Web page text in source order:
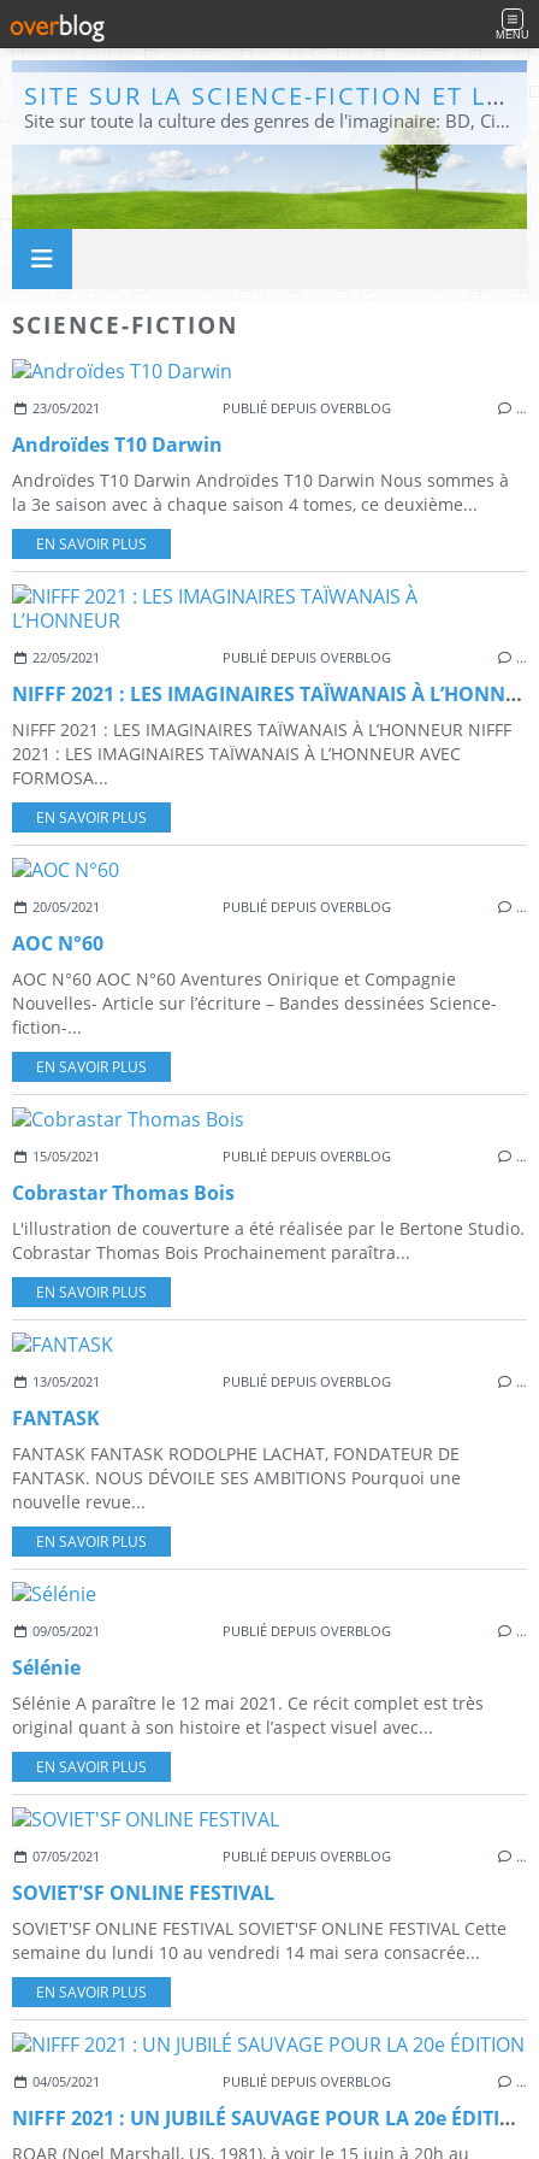
MENU
SITE SUR LA SCIENCE-FICTION ET LE FANTASTIQUE
Site sur toute la culture des genres de l'imaginaire: BD, Cinéma, Livre, Jeux, Théâtre. Présent dans les principaux festivals de film fantastique e de science-fiction, salons et conventions.
SCIENCE-FICTION
23/05/2021 PUBLIÉ DEPUIS OVERBLOG …
Androïdes T10 Darwin
Androïdes T10 Darwin Androïdes T10 Darwin Nous sommes à
la 3e saison avec à chaque saison 4 tomes, ce deuxième...
EN SAVOIR PLUS
22/05/2021 PUBLIÉ DEPUIS OVERBLOG …
NIFFF 2021 : LES IMAGINAIRES TAÏWANAIS À L’HONNEUR
NIFFF 2021 : LES IMAGINAIRES TAÏWANAIS À L’HONNEUR NIFFF
2021 : LES IMAGINAIRES TAÏWANAIS À L’HONNEUR AVEC
FORMOSA...
EN SAVOIR PLUS
20/05/2021 PUBLIÉ DEPUIS OVERBLOG …
AOC N°60
AOC N°60 AOC N°60 Aventures Onirique et Compagnie
Nouvelles- Article sur l’écriture – Bandes dessinées Science-
fiction-...
EN SAVOIR PLUS
15/05/2021 PUBLIÉ DEPUIS OVERBLOG …
Cobrastar Thomas Bois
L'illustration de couverture a été réalisée par le Bertone Studio.
Cobrastar Thomas Bois Prochainement paraîtra...
EN SAVOIR PLUS
13/05/2021 PUBLIÉ DEPUIS OVERBLOG …
FANTASK
FANTASK FANTASK RODOLPHE LACHAT, FONDATEUR DE
FANTASK. NOUS DÉVOILE SES AMBITIONS Pourquoi une
nouvelle revue...
EN SAVOIR PLUS
09/05/2021 PUBLIÉ DEPUIS OVERBLOG …
Sélénie
Sélénie A paraître le 12 mai 2021. Ce récit complet est très
original quant à son histoire et l’aspect visuel avec...
EN SAVOIR PLUS
07/05/2021 PUBLIÉ DEPUIS OVERBLOG …
SOVIET'SF ONLINE FESTIVAL
SOVIET'SF ONLINE FESTIVAL SOVIET'SF ONLINE FESTIVAL Cette
semaine du lundi 10 au vendredi 14 mai sera consacrée...
EN SAVOIR PLUS
04/05/2021 PUBLIÉ DEPUIS OVERBLOG …
NIFFF 2021 : UN JUBILÉ SAUVAGE POUR LA 20e ÉDITION
ROAR (Noel Marshall, US, 1981), à voir le 15 juin à 20h au